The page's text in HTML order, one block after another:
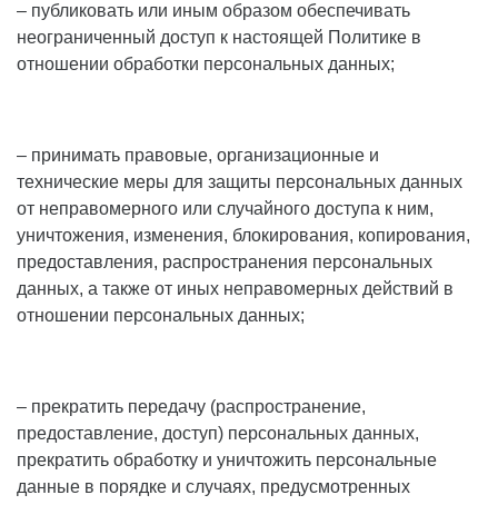
– публиковать или иным образом обеспечивать
неограниченный доступ к настоящей Политике в
отношении обработки персональных данных;
– принимать правовые, организационные и
технические меры для защиты персональных данных
от неправомерного или случайного доступа к ним,
уничтожения, изменения, блокирования, копирования,
предоставления, распространения персональных
данных, а также от иных неправомерных действий в
отношении персональных данных;
– прекратить передачу (распространение,
предоставление, доступ) персональных данных,
прекратить обработку и уничтожить персональные
данные в порядке и случаях, предусмотренных